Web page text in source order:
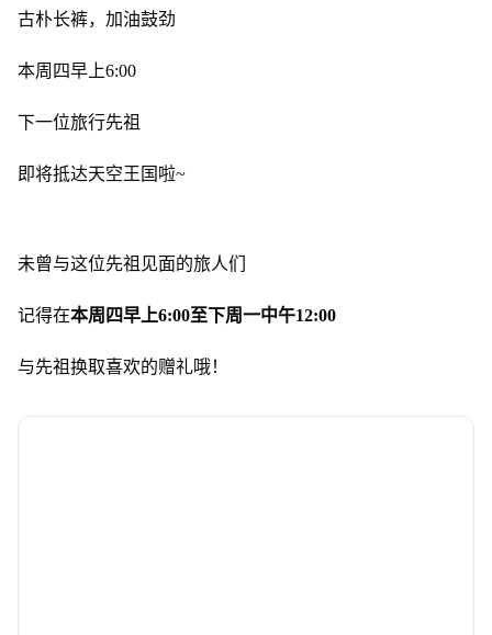
古朴长裤，加油鼓劲
本周四早上6:00
下一位旅行先祖
即将抵达天空王国啦~
未曾与这位先祖见面的旅人们
记得在本周四早上6:00至下周一中午12:00
与先祖换取喜欢的赠礼哦！